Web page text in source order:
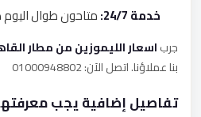
خدمة 24/7:
متاحون طوال اليوم
جرباسعار الليموزين من مطار
بنا عملاؤنا. اتصل الآن: 01000948802
تفاصيل إضافية يجب معرفتها